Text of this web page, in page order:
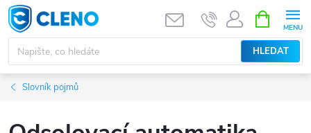
Přejít
na
obsah
HLEDAT
NÁKUPNÍ
KOŠÍK
Slovník pojmů